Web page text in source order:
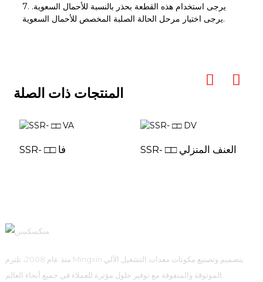
7. يرجى استخدام هذه القطعة بحذر بالنسبة للأحمال السعوية.
يرجى اختيار مرحل الحالة الصلبة المخصص للأحمال السعوية.
المنتجات ذات الصلة
SSR- □□ فا SSR- □□ العنف المنزلي
منذ عام 2008، تلتزم Mingxin بتصميم وتصنيع مكونات معدات التشغيل الآلي